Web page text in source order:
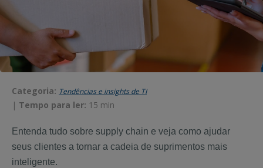
Categoria: Tendências e insights de TI
| Tempo para ler: 15 min
Entenda tudo sobre supply chain e veja como ajudar
seus clientes a tornar a cadeia de suprimentos mais
inteligente.